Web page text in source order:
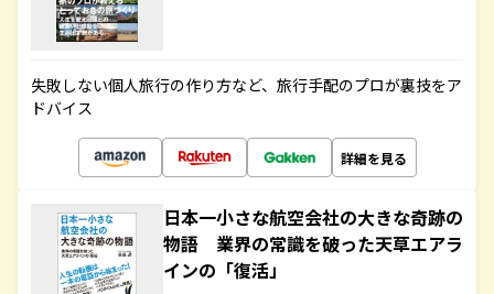
失敗しない個人旅行の作り方など、旅行手配のプロが裏技をア
ドバイス
詳細を見る
日本一小さな航空会社の大きな奇跡の
物語 業界の常識を破った天草エアラ
インの「復活」